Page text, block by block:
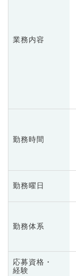
業務内容
勤務時間
勤務曜日
勤務体系
応募資格・
経験